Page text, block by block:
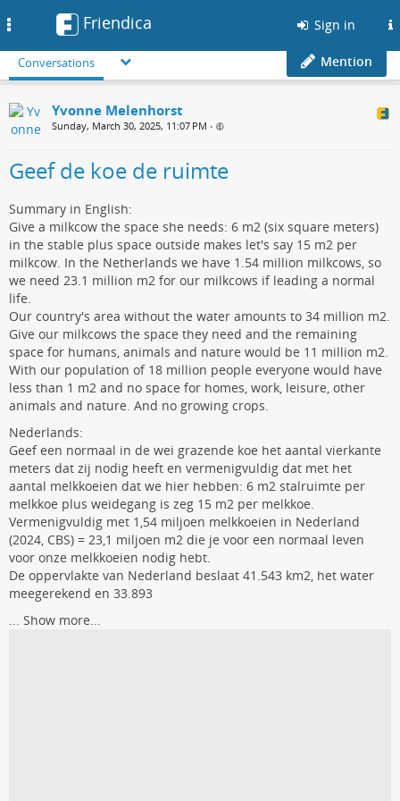
Friendica Sign in
Conversations Mention
Yvonne Melenhorst
Sunday, March 30, 2025, 11:07 PM •
Geef de koe de ruimte
Summary in English:
Give a milkcow the space she needs: 6 m2 (six square meters)
in the stable plus space outside makes let's say 15 m2 per
milkcow. In the Netherlands we have 1.54 million milkcows, so
we need 23.1 million m2 for our milkcows if leading a normal
life.
Our country's area without the water amounts to 34 million m2.
Give our milkcows the space they need and the remaining
space for humans, animals and nature would be 11 million m2.
With our population of 18 million people everyone would have
less than 1 m2 and no space for homes, work, leisure, other
animals and nature. And no growing crops.
Nederlands:
Geef een normaal in de wei grazende koe het aantal vierkante
meters dat zij nodig heeft en vermenigvuldig dat met het
aantal melkkoeien dat we hier hebben: 6 m2 stalruimte per
melkkoe plus weidegang is zeg 15 m2 per melkkoe.
Vermenigvuldig met 1,54 miljoen melkkoeien in Nederland
(2024, CBS) = 23,1 miljoen m2 die je voor een normaal leven
voor onze melkkoeien nodig hebt.
De oppervlakte van Nederland beslaat 41.543 km2, het water
meegerekend en 33.893
... Show more...